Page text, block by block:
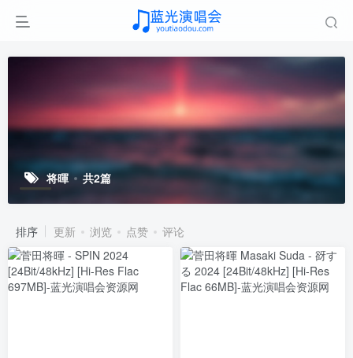
将暉 共2篇
排序 更新 浏览 点赞 评论